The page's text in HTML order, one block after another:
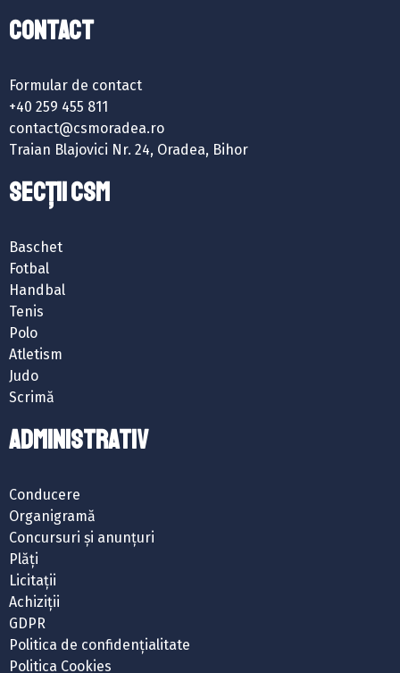
Contact
Formular de contact
+40 259 455 811
contact@csmoradea.ro
Traian Blajovici Nr. 24, Oradea, Bihor
SECȚII CSM
Baschet
Fotbal
Handbal
Tenis
Polo
Atletism
Judo
Scrimă
ADMINISTRATIV
Conducere
Organigramă
Concursuri și anunțuri
Plăți
Licitații
Achiziții
GDPR
Politica de confidențialitate
Politica Cookies